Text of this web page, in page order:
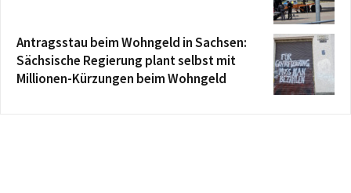
Antragsstau beim Wohngeld in Sachsen:
Sächsische Regierung plant selbst mit
Millionen-Kürzungen beim Wohngeld